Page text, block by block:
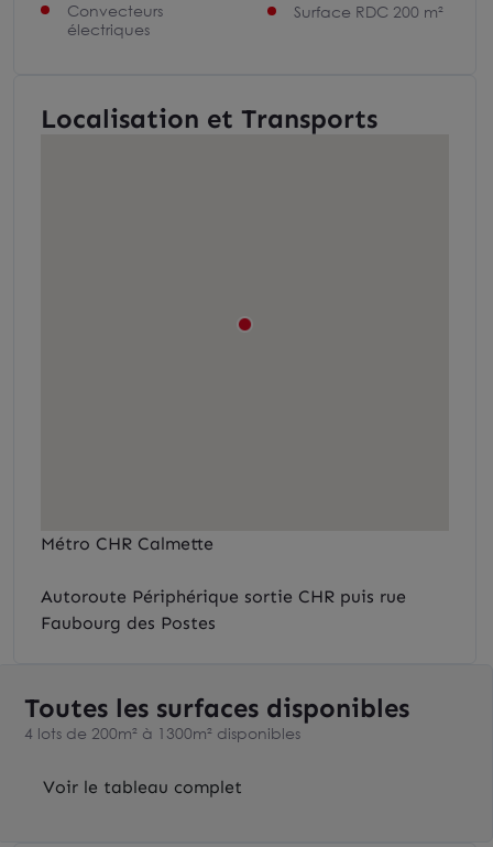
Convecteurs
électriques
Surface RDC 200 m²
Localisation et Transports
Métro CHR Calmette
Autoroute Périphérique sortie CHR puis rue
Faubourg des Postes
Toutes les surfaces disponibles
4 lots de 200m² à 1300m² disponibles
Voir le tableau complet